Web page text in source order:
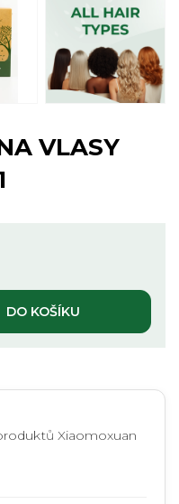
VLASY
DO KOŠÍKU
Xiaomoxuan